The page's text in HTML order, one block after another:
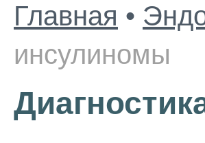
Главная •
инсулиномы